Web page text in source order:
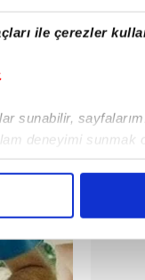
ile çerezler
sunabilir,
deneyimi sunmak
reklamların
üçüncü kişilere ait